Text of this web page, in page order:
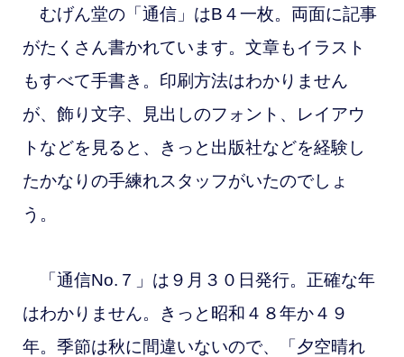
むげん堂の「通信」はB４一枚。両面に記事
がたくさん書かれています。文章もイラスト
もすべて手書き。印刷方法はわかりません
が、飾り文字、見出しのフォント、レイアウ
トなどを見ると、きっと出版社などを経験し
たかなりの手練れスタッフがいたのでしょ
う。
「通信No.７」は９月３０日発行。正確な年
はわかりません。きっと昭和４８年か４９
年。季節は秋に間違いないので、「夕空晴れ